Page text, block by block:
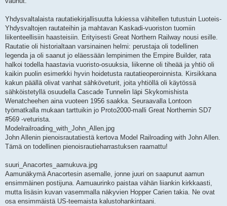
Yhdysvaltalaista rautatiekirjallisuutta lukiessa vähitellen tutustuin Luoteis-
Yhdysvaltojen rautateihin ja mahtavan Kaskadi-vuoriston tuomiin
liikenteellisiin haasteisiin. Erityisesti Great Northern Railway nousi esille.
Rautatie oli historialtaan varsinainen helmi: perustaja oli todellinen
legenda ja oli saanut jo eläessään lempinimen the Empire Builder, rata
halkoi todella haastavia vuoristo-osuuksia, liikenne oli tiheää ja yhtiö oli
kaikin puolin esimerkki hyvin hoidetusta rautatieoperoinnista. Kirsikkana
kakun päällä olivat vanhat sähköveturit, joita yhtiöllä oli käytössä
sähköistetyllä osuudella Cascade Tunnelin läpi Skykomishista
Wenatcheehen aina vuoteen 1956 saakka. Seuraavalla Lontoon
työmatkalla mukaan tarttuikin jo Proto2000-malli Great Northernin SD7
#569 -veturista.
Modelrailroading_with_John_Allen.jpg
John Allenin pienoisrautatiestä kertova Model Railroading with John Allen.
Tämä on todellinen pienoisrautieharrastuksen raamattu!
suuri_Anacortes_aamukuva.jpg
Aamunäkymä Anacortesin asemalle, jonne juuri on saapunut aamun
ensimmäinen postijuna. Aamuaurinko paistaa vähän liiankin kirkkaasti,
mutta lisäsin kuvan vasemmalla näkyvien Hopper Carien takia. Ne ovat
osa ensimmäistä US-teemaista kalustohankintaani.